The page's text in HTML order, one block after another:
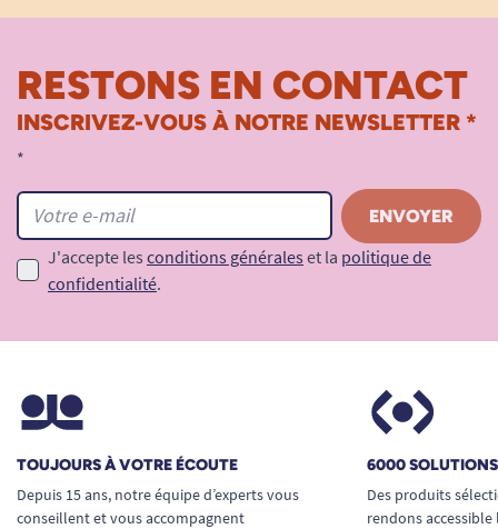
RESTONS EN CONTACT
INSCRIVEZ-VOUS À NOTRE NEWSLETTER *
*
J'accepte les conditions générales et la politique de
confidentialité.
TOUJOURS À VOTRE ÉCOUTE
Depuis 15 ans, notre équipe d’experts vous
conseillent et vous accompagnent
6000
Des produits
rendons